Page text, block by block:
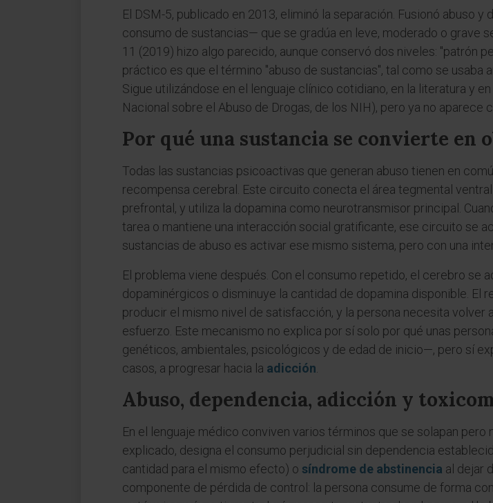
El DSM-5, publicado en 2013, eliminó la separación. Fusionó abuso
consumo de sustancias— que se gradúa en leve, moderado o grave
11 (2019) hizo algo parecido, aunque conservó dos niveles: "patrón
práctico es que el término "abuso de sustancias", tal como se usaba
Sigue utilizándose en el lenguaje clínico cotidiano, en la literatura y
Nacional sobre el Abuso de Drogas, de los NIH), pero ya no aparece
Por qué una sustancia se convierte en
Todas las sustancias psicoactivas que generan abuso tienen en
recompensa cerebral. Este circuito conecta el área tegmental
prefrontal, y utiliza la dopamina como neurotransmisor principal.
tarea o mantiene una interacción social gratificante, ese circuito se
sustancias de abuso es activar ese mismo sistema, pero con una
El problema viene después. Con el consumo repetido, el cerebro se
dopaminérgicos o disminuye la cantidad de dopamina disponible. El
producir el mismo nivel de satisfacción, y la persona necesita volver
esfuerzo. Este mecanismo no explica por sí solo por qué unas
genéticos, ambientales, psicológicos y de edad de inicio—, pero sí
casos, a progresar hacia la adicción
Abuso, dependencia, adicción y
En el lenguaje médico conviven varios términos que se solapan pero
explicado, designa el consumo perjudicial sin dependencia
cantidad para el mismo efecto) o síndrome de abstinencia al dejar
componente de pérdida de control: la persona consume de forma